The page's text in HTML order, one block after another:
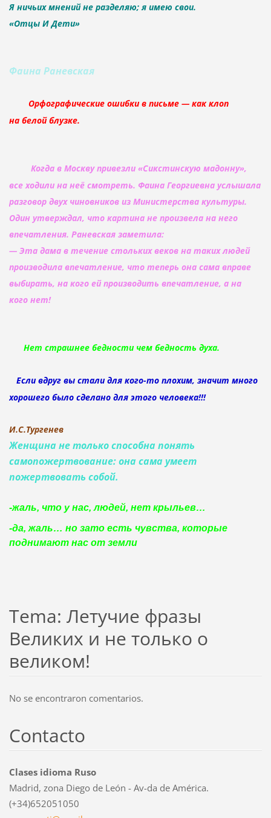
Я ничьих мнений не разделяю; я имею свои.
«Отцы И Дети»
Фаина Раневская
Орфографические ошибки в письме — как клоп
на белой блузке.
Когда в Москву привезли «Сикстинскую мадонну»,
все ходили на неё смотреть. Фаина Георгиевна услышала
разговор двух чиновников из Министерства культуры.
Один утверждал, что картина не произвела на него
впечатления. Раневская заметила:
— Эта дама в течение стольких веков на таких людей
производила впечатление, что теперь она сама вправе
выбирать, на кого ей производить впечатление, а на
кого нет!
Нет страшнее бедности чем бедность духа.
Если вдруг вы стали для кого-то плохим, значит много
хорошего было сделано для этого человека!!!
И.С.Тургенев
Женщина не только способна понять
самопожертвование: она сама умеет
пожертвовать собой.
-жаль, что у нас, людей, нет крыльев…
-да, жаль… но зато есть чувства, которые
поднимают нас от земли
й
т
а
t
p
/
w
w
w
Tema: Летучие фразы
Великих и не только о
великом!
No se encontraron comentarios.
Contacto
Clases idioma Ruso
Madrid, zona Diego de León - Av-da de América.
(+34)652051050